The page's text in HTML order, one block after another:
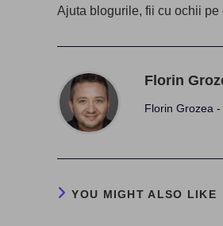
articles
Ajuta blogurile, fii cu ochii
Florin
Florin Grozea
YOU MIGHT ALSO LIKE